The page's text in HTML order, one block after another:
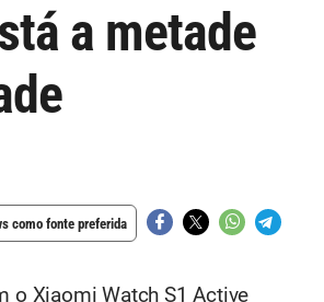
a metade
como fonte preferida
o Xiaomi Watch S1 Active